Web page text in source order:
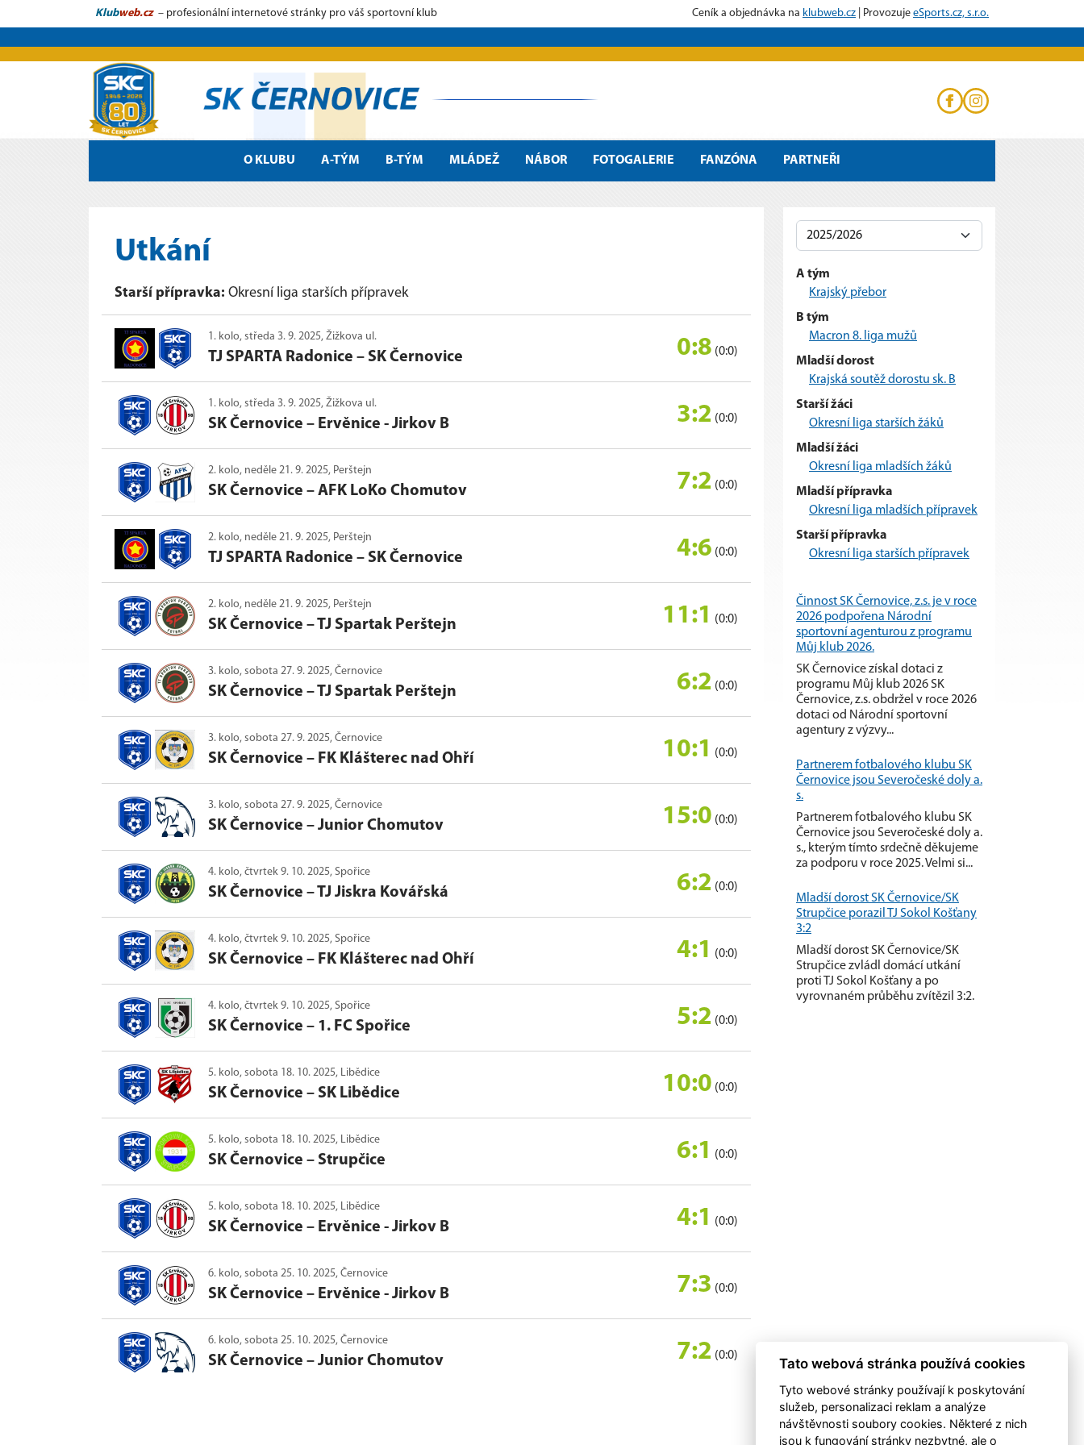
Klubweb.cz – profesionální internetové stránky pro váš sportovní klub Ceník a objednávka na klubweb.cz | Provozuje eSports.cz, s.r.o.
O KLUBU A-TÝM B-TÝM MLÁDEŽ NÁBOR FOTOGALERIE FANZÓNA PARTNEŘI
Utkání
Starší přípravka: Okresní liga starších přípravek
1. kolo, středa 3. 9. 2025, Žižkova ul.
TJ SPARTA Radonice – SK Černovice 0:8 (0:0)
1. kolo, středa 3. 9. 2025, Žižkova ul.
SK Černovice – Ervěnice - Jirkov B 3:2 (0:0)
2. kolo, neděle 21. 9. 2025, Perštejn
SK Černovice – AFK LoKo Chomutov 7:2 (0:0)
2. kolo, neděle 21. 9. 2025, Perštejn
TJ SPARTA Radonice – SK Černovice 4:6 (0:0)
2. kolo, neděle 21. 9. 2025, Perštejn
SK Černovice –TJ Spartak Perštejn 11:1 (0:0)
3. kolo, sobota 27. 9. 2025, Černovice
SK Černovice –TJ Spartak Perštejn 6:2 (0:0)
3. kolo, sobota 27. 9. 2025, Černovice
SK Černovice – FK Klášterec nad Ohří 10:1 (0:0)
3. kolo, sobota 27. 9. 2025, Černovice
SK Černovice – Junior Chomutov 15:0 (0:0)
4. kolo, čtvrtek 9. 10. 2025, Spořice
SK Černovice –TJ Jiskra Kovářská 6:2 (0:0)
4. kolo, čtvrtek 9. 10. 2025, Spořice
SK Černovice – FK Klášterec nad Ohří 4:1 (0:0)
4. kolo, čtvrtek 9. 10. 2025, Spořice
SK Černovice – 1. FC Spořice 5:2 (0:0)
5. kolo, sobota 18. 10. 2025, Libědice
SK Černovice – SK Libědice 10:0 (0:0)
5. kolo, sobota 18. 10. 2025, Libědice
SK Černovice – Strupčice 6:1 (0:0)
5. kolo, sobota 18. 10. 2025, Libědice
SK Černovice – Ervěnice - Jirkov B 4:1 (0:0)
6. kolo, sobota 25. 10. 2025, Černovice
SK Černovice – Ervěnice - Jirkov B 7:3 (0:0)
6. kolo, sobota 25. 10. 2025, Černovice
SK Černovice – Junior Chomutov 7:2 (0:0)
A tým
Krajský přebor
B tým
Macron 8. liga mužů
Mladší dorost
Krajská soutěž dorostu sk. B
Starší žáci
Okresní liga starších žáků
Mladší žáci
Okresní liga mladších žáků
Mladší přípravka
Okresní liga mladších přípravek
Starší přípravka
Okresní liga starších přípravek
Činnost SK Černovice, z.s. je v roce
2026 podpořena Národní
sportovní agenturou z programu
Můj klub 2026.
SK Černovice získal dotaci z
programu Můj klub 2026 SK
Černovice, z.s. obdržel v roce 2026
dotaci od Národní sportovní
agentury z výzvy...
Partnerem fotbalového klubu SK
Černovice jsou Severočeské doly a.
s.
Partnerem fotbalového klubu SK
Černovice jsou Severočeské doly a.
s., kterým tímto srdečně děkujeme
za podporu v roce 2025. Velmi si...
Mladší dorost SK Černovice/SK
Strupčice porazil TJ Sokol Košťany
3:2
Mladší dorost SK Černovice/SK
Strupčice zvládl domácí utkání
proti TJ Sokol Košťany a po
vyrovnaném průběhu zvítězil 3:2.
Tato webová stránka používá cookies
Tyto webové stránky používají k poskytování
služeb, personalizaci reklam a analýze
návštěvnosti soubory cookies. Některé z nich
jsou k fungování stránky nezbytné, ale o